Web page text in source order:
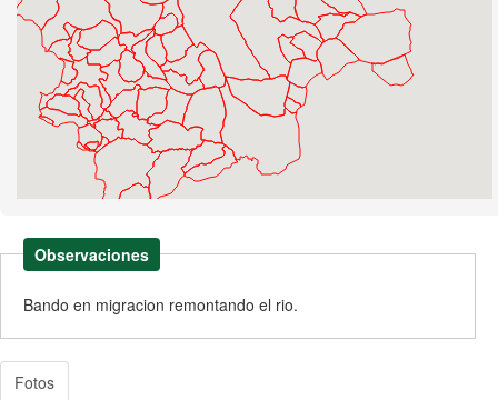
Observaciones
Bando en migracion remontando el rio.
Fotos